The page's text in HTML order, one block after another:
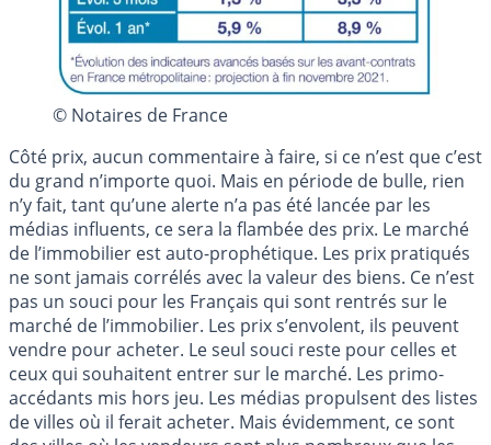
© Notaires de France
Côté prix, aucun commentaire à faire, si ce n’est que c’est
du grand n’importe quoi. Mais en période de bulle, rien
n’y fait, tant qu’une alerte n’a pas été lancée par les
médias influents, ce sera la flambée des prix. Le marché
de l’immobilier est auto-prophétique. Les prix pratiqués
ne sont jamais corrélés avec la valeur des biens. Ce n’est
pas un souci pour les Français qui sont rentrés sur le
marché de l’immobilier. Les prix s’envolent, ils peuvent
vendre pour acheter. Le seul souci reste pour celles et
ceux qui souhaitent entrer sur le marché. Les primo-
accédants mis hors jeu. Les médias propulsent des listes
de villes où il ferait acheter. Mais évidemment, ce sont